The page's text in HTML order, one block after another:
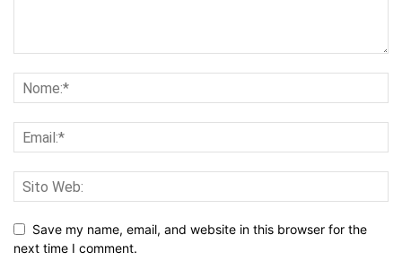
Save my name, email, and website in this browser for the
next time I comment.